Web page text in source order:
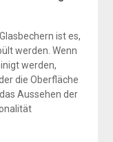
ist es,
werden. Wenn
werden,
die Oberfläche
Aussehen der